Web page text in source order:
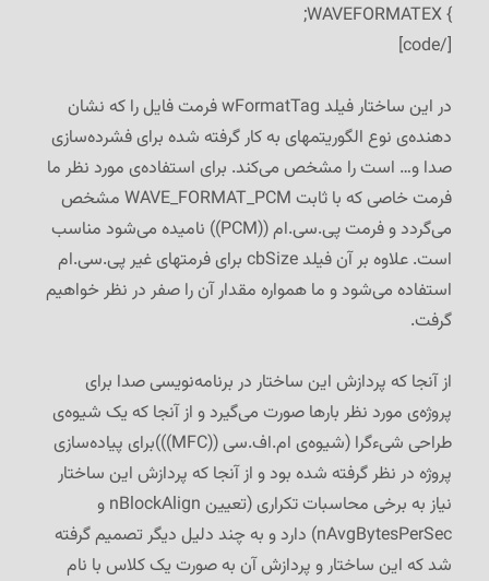
} WAVEFORMATEX;
[/code]
در این ساختار فیلد wFormatTag فرمت فایل را که نشان
دهنده‌ی نوع الگوریتمهای به کار گرفته شده برای فشرده‌سازی
صدا و… است را مشخص می‌کند. برای استفاده‌ی مورد نظر ما
فرمت خاصی که با ثابت WAVE_FORMAT_PCM مشخص
می‌گردد و فرمت پی.سی.ام ((PCM)) نامیده می‌شود مناسب
است. علاوه بر آن فیلد cbSize برای فرمتهای غیر پی.سی.ام
استفاده می‌شود و ما همواره مقدار آن را صفر در نظر خواهیم
گرفت.
از آنجا که پردازش این ساختار در برنامه‌نویسی صدا برای
پروژه‌ی مورد نظر بارها صورت می‌گیرد و از آنجا که یک شیوه‌ی
طراحی شیءگرا (شیوه‌ی ام.اف.سی ((MFC)))برای پیاده‌سازی
پروژه در نظر گرفته شده بود و از آنجا که پردازش این ساختار
نیاز به برخی محاسبات تکراری (تعیین nBlockAlign و
nAvgBytesPerSec) دارد و به چند دلیل دیگر تصمیم گرفته
شد که این ساختار و پردازش آن به صورت یک کلاس با نام